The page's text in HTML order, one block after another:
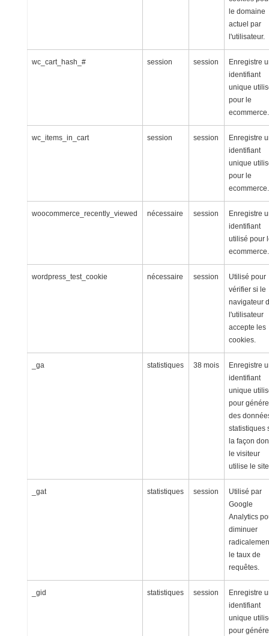
le domaine
actuel par
l'utilisateur.
wc_cart_hash_# session session
Enregistre
identifiant
unique
pour le
ecommerce.
wc_items_in_cart session session
Enregistre
identifiant
unique
pour le
ecommerce.
woocommerce_recently_viewed nécessaire session
Enregistre
identifiant
utilisé pour
ecommerce.
wordpress_test_cookie nécessaire session
Utilisé pour
vérifier si le
navigateur
l'utilisateur
accepte les
cookies.
_ga statistiques 38 mois
Enregistre
identifiant
unique
pour
des
statistiques
la façon
le visiteur
utilise le
_gat statistiques session
Utilisé par
Google
Analytics
diminuer
le taux de
requêtes.
_gid statistiques session
Enregistre
identifiant
unique
pour